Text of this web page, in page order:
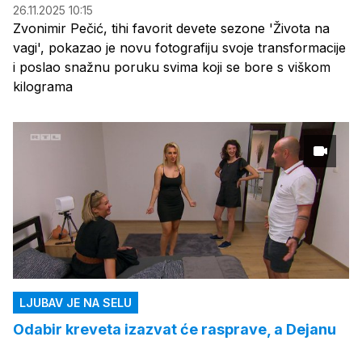
26.11.2025 10:15
Zvonimir Pečić, tihi favorit devete sezone 'Života na
vagi', pokazao je novu fotografiju svoje transformacije
i poslao snažnu poruku svima koji se bore s viškom
kilograma
LJUBAV JE NA SELU
Odabir kreveta izazvat će rasprave, a Dejanu